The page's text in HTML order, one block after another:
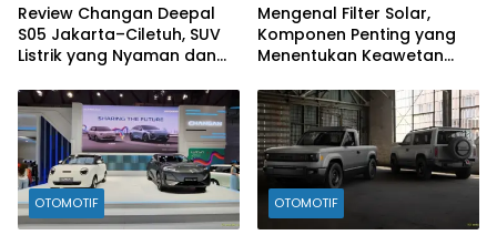
Review Changan Deepal
S05 Jakarta–Ciletuh, SUV
Listrik yang Nyaman dan
Mengenal Filter Solar,
Komponen Penting yang
Menentukan Keawetan
OTOMOTIF OTOMOTIF